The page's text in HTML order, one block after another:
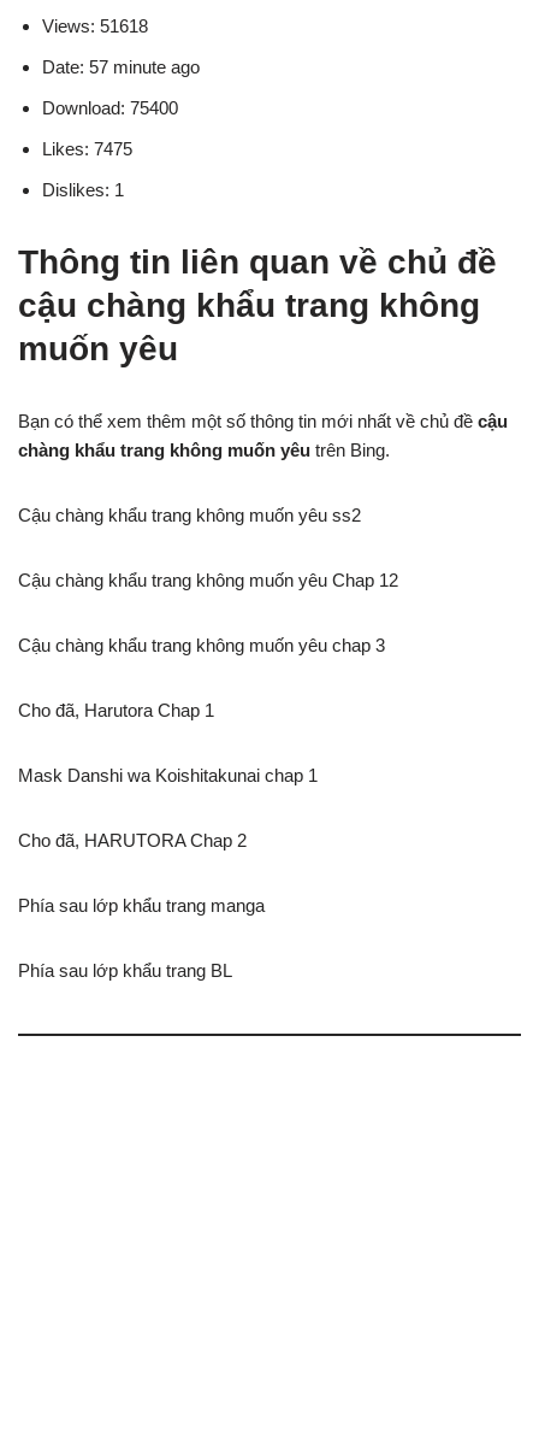
Views: 51618
Date: 57 minute ago
Download: 75400
Likes: 7475
Dislikes: 1
Thông tin liên quan về chủ đề
cậu chàng khẩu trang không
muốn yêu
Bạn có thể xem thêm một số thông tin mới nhất về chủ đề cậu
chàng khẩu trang không muốn yêu trên Bing.
Cậu chàng khẩu trang không muốn yêu ss2
Cậu chàng khẩu trang không muốn yêu Chap 12
Cậu chàng khẩu trang không muốn yêu chap 3
Cho đã, Harutora Chap 1
Mask Danshi wa Koishitakunai chap 1
Cho đã, HARUTORA Chap 2
Phía sau lớp khẩu trang manga
Phía sau lớp khẩu trang BL